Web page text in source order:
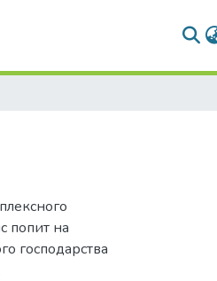
попит на
господарства